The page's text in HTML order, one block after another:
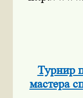
Турнир
мастера